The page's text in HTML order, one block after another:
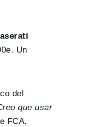
Un
del
que usar
FCA.